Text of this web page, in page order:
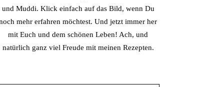
und Muddi. Klick einfach auf das Bild, wenn Du
mehr erfahren möchtest. Und jetzt immer her
mit Euch und dem schönen Leben! Ach, und
natürlich ganz viel Freude mit meinen Rezepten.